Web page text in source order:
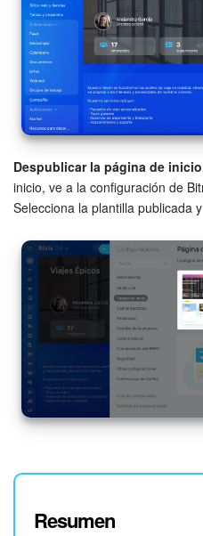
Despublicar la página de inicio
inicio, ve a la configuración de
Selecciona la plantilla publicada
Resumen